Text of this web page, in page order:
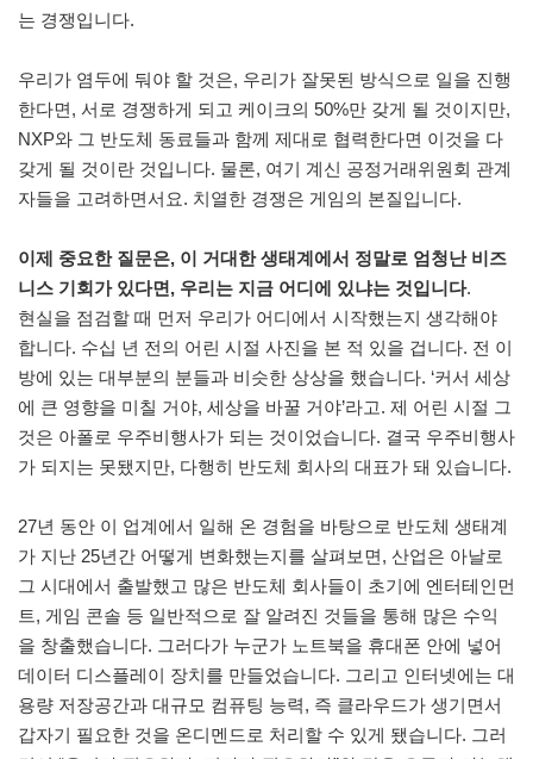
는 경쟁입니다.
우리가 염두에 둬야 할 것은, 우리가 잘못된 방식으로 일을 진행
한다면, 서로 경쟁하게 되고 케이크의 50%만 갖게 될 것이지만,
NXP와 그 반도체 동료들과 함께 제대로 협력한다면 이것을 다
갖게 될 것이란 것입니다. 물론, 여기 계신 공정거래위원회 관계
자들을 고려하면서요. 치열한 경쟁은 게임의 본질입니다.
이제 중요한 질문은, 이 거대한 생태계에서 정말로 엄청난 비즈
니스 기회가 있다면, 우리는 지금 어디에 있냐는 것입니다.
현실을 점검할 때 먼저 우리가 어디에서 시작했는지 생각해야
합니다. 수십 년 전의 어린 시절 사진을 본 적 있을 겁니다. 전 이
방에 있는 대부분의 분들과 비슷한 상상을 했습니다. ‘커서 세상
에 큰 영향을 미칠 거야, 세상을 바꿀 거야’라고. 제 어린 시절 그
것은 아폴로 우주비행사가 되는 것이었습니다. 결국 우주비행사
가 되지는 못됐지만, 다행히 반도체 회사의 대표가 돼 있습니다.
27년 동안 이 업계에서 일해 온 경험을 바탕으로 반도체 생태계
가 지난 25년간 어떻게 변화했는지를 살펴보면, 산업은 아날로
그 시대에서 출발했고 많은 반도체 회사들이 초기에 엔터테인먼
트, 게임 콘솔 등 일반적으로 잘 알려진 것들을 통해 많은 수익
을 창출했습니다. 그러다가 누군가 노트북을 휴대폰 안에 넣어
데이터 디스플레이 장치를 만들었습니다. 그리고 인터넷에는 대
용량 저장공간과 대규모 컴퓨팅 능력, 즉 클라우드가 생기면서
갑자기 필요한 것을 온디멘드로 처리할 수 있게 됐습니다. 그러